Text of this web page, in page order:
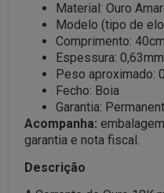
Material: Ouro
Modelo (tipo de
Comprimento: 40cm
Espessura: 0,63mm
Peso aproximado:
Fecho: Boia
Garantia:
Acompanha:
garantia e nota fiscal.
Descrição